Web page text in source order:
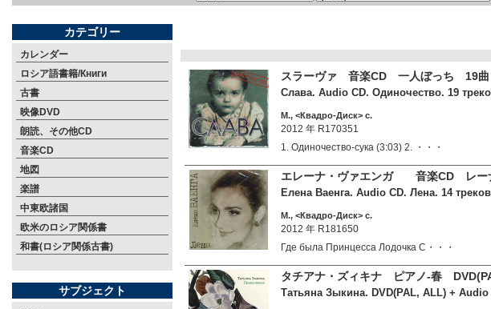
カテゴリー
カレンダー
ロシア語書籍/Книги
古書
映像DVD
朗読、その他CD
音楽CD
地図
楽譜
中東欧諸国
欧米のロシア関係書
和書(ロシア関係古書)
サブジェクト
スラーヴァ 音楽CD 一人ぼっち 19曲
Слава. Audio CD. Одиночество. 19
М., <Квадро-Диск> c.
2012 年 R170351
1. Одиночество-сука (3:03) 2. ・・・
エレーナ・ヴァエンガ 音楽CD レー
Елена Ваенга. Audio CD. Лена. 14
М., <Квадро-Диск> c.
2012 年 R181650
Где была Принцесса Лодочка С・・・
タチアナ・ズィキナ ピアノ-春
Татьяна Зыкина. DVD(PAL, ALL) + Audio